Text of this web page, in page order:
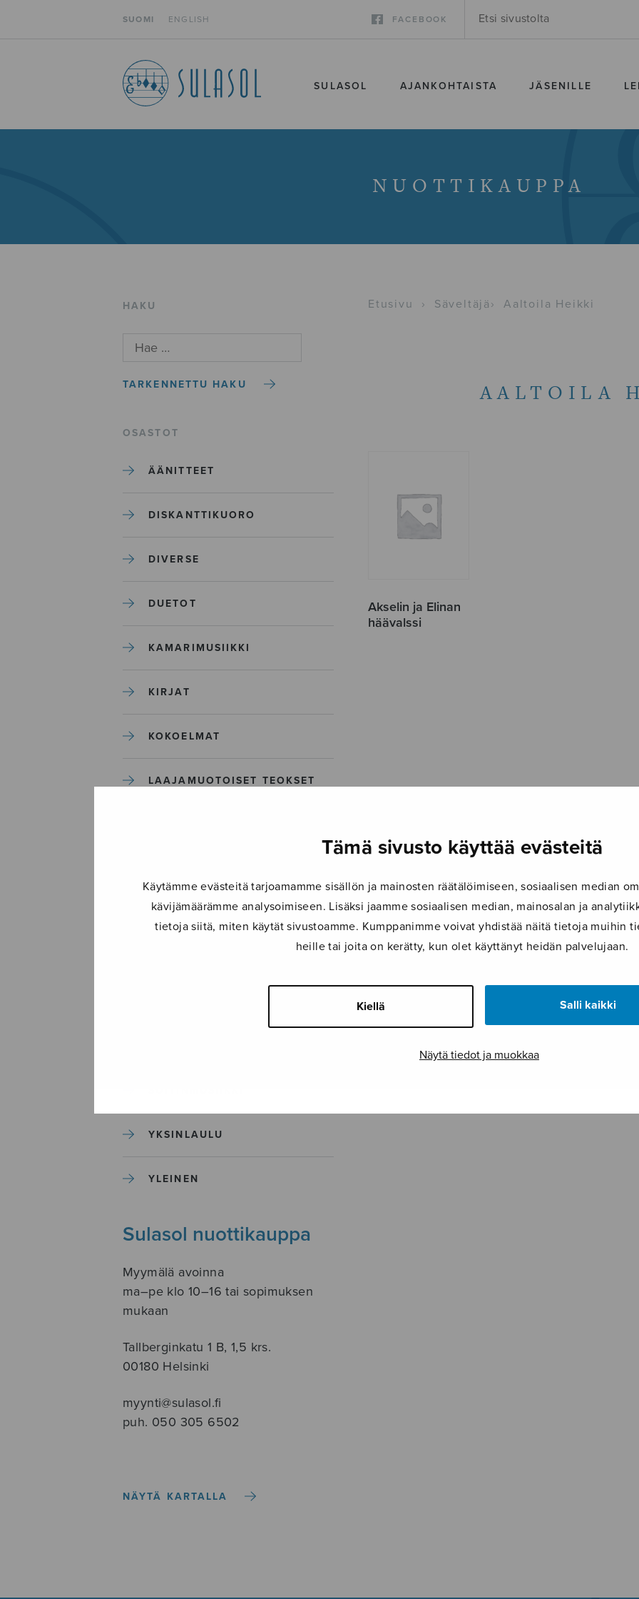
Tämä sivusto käyttää evästeitä
Käytämme evästeitä tarjoamamme sisällön ja mainosten räätälöimiseen, sosiaalisen median
kävijämäärämme analysoimiseen. Lisäksi jaamme sosiaalisen median, mainosalan ja
tietoja siitä, miten käytät sivustoamme. Kumppanimme voivat yhdistää näitä tietoja muihin
heille tai joita on kerätty, kun olet käyttänyt heidän palvelujaan.
Kiellä Salli kaikki
Näytä tiedot ja muokkaa
SUOMI ENGLISH FACEBOOK
SULASOL AJANKOHTAISTA JÄSENILLE
NUOTTIKAUPPA
HAKU
TARKENNETTU HAKU
OSASTOT
ÄÄNITTEET
DISKANTTIKUORO
DIVERSE
DUETOT
KAMARIMUSIIKKI
KIRJAT
KOKOELMAT
LAAJAMUOTOISET TEOKSET
MUUT
YKSINLAULU
YLEINEN
Sulasol nuottikauppa
Myymälä avoinna
ma–pe klo 10–16 tai sopimuksen
mukaan
Tallberginkatu 1 B, 1,5 krs.
00180 Helsinki
myynti@sulasol.fi
puh. 050 305 6502
NÄYTÄ KARTALLA
Etusivu › Säveltäjä › Aaltoila Heikki
AALTOILA
Akselin ja Elinan
häävalssi